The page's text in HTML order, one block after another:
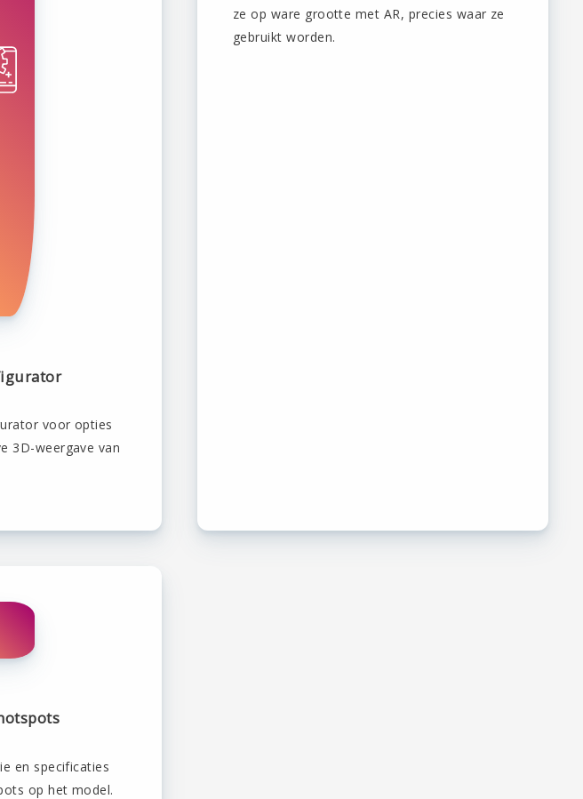
voor opties
3D-weergave van
ze op ware grootte met AR, precies waar ze
gebruikt worden.
en specificaties
op het model.